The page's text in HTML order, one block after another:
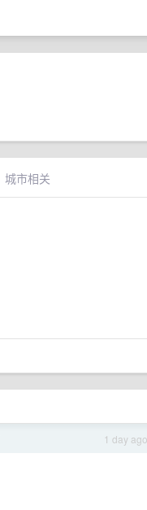
城市相关
1 day ago